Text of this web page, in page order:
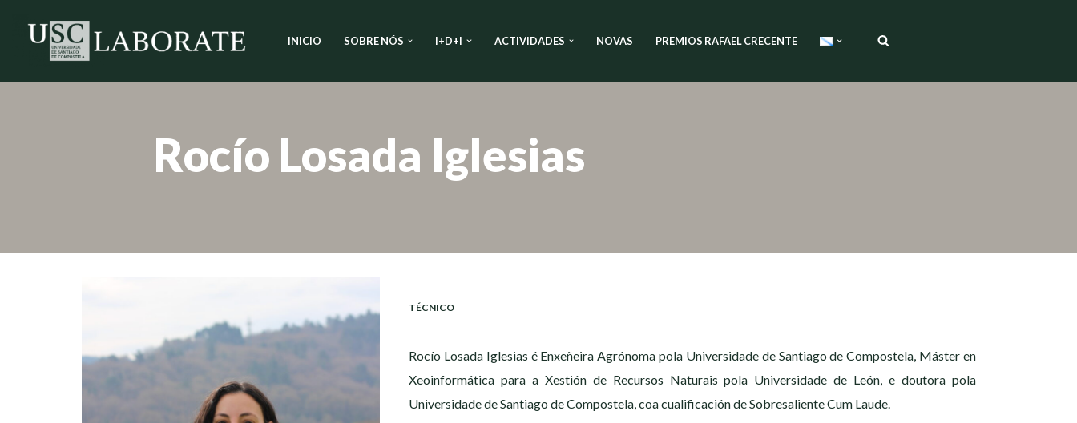
Saltar
INICIO SOBRE NÓS I+D+I ACTIVIDADES NOVAS PREMIOS RAFAEL CRECENTE
Rocío Losada Iglesias
TÉCNICO
Rocío Losada Iglesias é Enxeñeira Agrónoma pola Universidade de Santiago de Compostela, Máster en
Xeoinformática para a Xestión de Recursos Naturais pola Universidade de León, e doutora pola
Universidade de Santiago de Compostela, coa cualificación de Sobresaliente Cum Laude.